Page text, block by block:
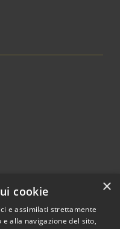
×
cookie
e assimilati strettamente
alla navigazione del sito,